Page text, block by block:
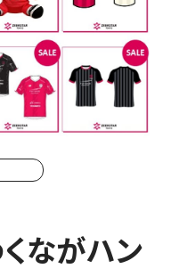
ながハン